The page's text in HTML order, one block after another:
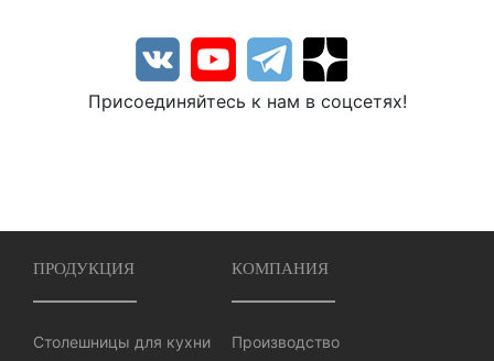
Присоединяйтесь к нам в соцсетях!
ПРОДУКЦИЯ
Столешницы для кухни
КОМПАНИЯ
Производство